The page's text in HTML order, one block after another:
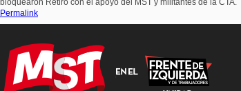
bloquearon Retiro con el apoyo del MST y militantes de la CTA.
Permalink